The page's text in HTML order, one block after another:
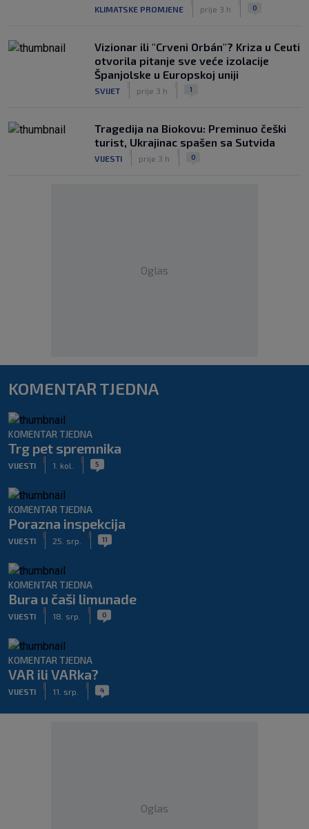
KLIMATSKE PROMJENE prije 3 h 0
Vizionar ili "Crveni Orbán"? Kriza u Ceuti
otvorila pitanje sve veće izolacije
Španjolske u Europskoj uniji
SVIJET prije 3 h 1
Tragedija na Biokovu: Preminuo češki
turist, Ukrajinac spašen sa Sutvida
VIJESTI prije 3 h 0
Oglas
KOMENTAR TJEDNA
KOMENTAR TJEDNA
Trg pet spremnika
VIJESTI 1. kol. 5
KOMENTAR TJEDNA
Porazna inspekcija
VIJESTI 25. srp. 11
KOMENTAR TJEDNA
Bura u čaši limunade
VIJESTI 18. srp. 0
KOMENTAR TJEDNA
VAR ili VARka?
VIJESTI 11. srp. 4
Oglas